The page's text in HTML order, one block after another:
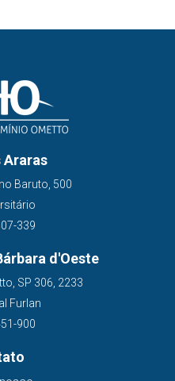
Araras
Baruto, 500
339
d'Oeste
SP 306, 2233
Furlan
900